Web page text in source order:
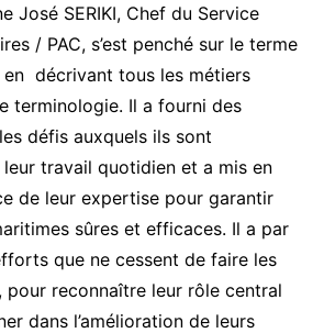
José SERIKI, Chef du Service
/ PAC, s’est penché sur le terme
en décrivant tous les métiers
terminologie. Il a fourni des
défis auxquels ils sont
travail quotidien et a mis en
de leur expertise pour garantir
sûres et efficaces. Il a par
que ne cessent de faire les
pour reconnaître leur rôle central
dans l’amélioration de leurs